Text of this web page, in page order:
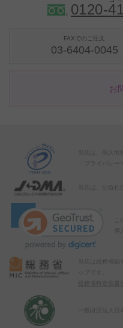
0120-41
FAXでのご注文
03-6404-0045
お
当店は、個人
「プライバシ
当店は総務省
総務省特定信書